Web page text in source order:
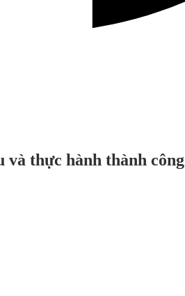
và thực hành thành công